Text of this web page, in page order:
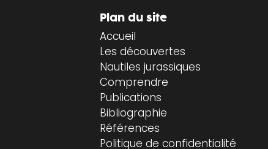
Plan du site
Accueil
Les découvertes
Nautiles jurassiques
Comprendre
Publications
Bibliographie
Références
Politique de confidentialité